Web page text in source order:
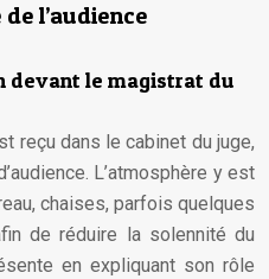
l’audience
devant le magistrat du
reçu dans le cabinet du juge,
L’atmosphère y est
chaises, parfois quelques
de réduire la solennité du
en expliquant son rôle